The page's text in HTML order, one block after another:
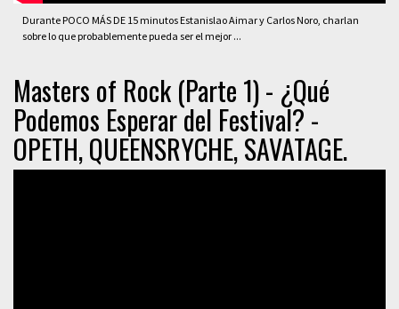
Durante POCO MÁS DE 15 minutos Estanislao Aimar y Carlos Noro, charlan
sobre lo que probablemente pueda ser el mejor ...
Masters of Rock (Parte 1) - ¿Qué
Podemos Esperar del Festival? -
OPETH, QUEENSRYCHE, SAVATAGE.